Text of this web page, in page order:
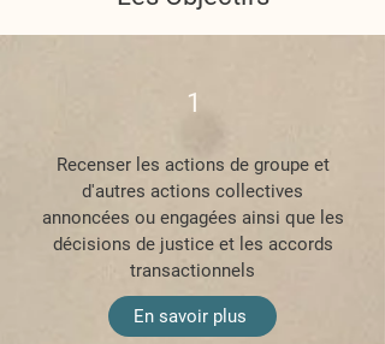
1
Recenser les actions de groupe et
d'autres actions collectives
annoncées ou engagées ainsi que les
décisions de justice et les accords
transactionnels
En savoir plus